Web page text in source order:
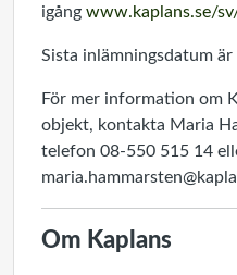
igång www.kaplans.se/
Sista inlämningsdatum
För mer information om
objekt, kontakta Maria
telefon 08-550 515 14
Om Kaplans